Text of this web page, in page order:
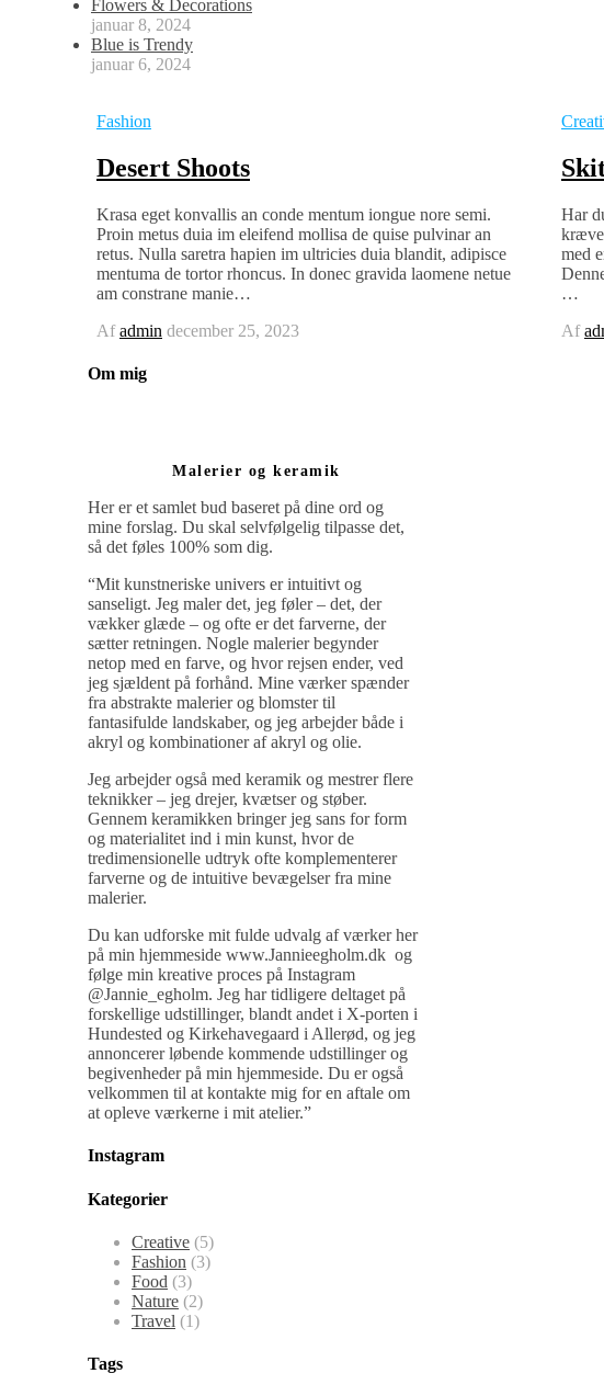
Flowers & Decorations
januar 8, 2024
Blue is Trendy
januar 6, 2024
Fashion
Desert Shoots
Krasa eget konvallis an conde mentum iongue nore semi.
Proin metus duia im eleifend mollisa de quise pulvinar an
retus. Nulla saretra hapien im ultricies duia blandit, adipisce
mentuma de tortor rhoncus. In donec gravida laomene netue
am constrane manie…
Af admin december 25, 2023
Har
med
…
Af
Om mig
Malerier og keramik
Her er et samlet bud baseret på dine ord og
mine forslag. Du skal selvfølgelig tilpasse det,
så det føles 100% som dig.
“Mit kunstneriske univers er intuitivt og
sanseligt. Jeg maler det, jeg føler – det, der
vækker glæde – og ofte er det farverne, der
sætter retningen. Nogle malerier begynder
netop med en farve, og hvor rejsen ender, ved
jeg sjældent på forhånd. Mine værker spænder
fra abstrakte malerier og blomster til
fantasifulde landskaber, og jeg arbejder både i
akryl og kombinationer af akryl og olie.
Jeg arbejder også med keramik og mestrer flere
teknikker – jeg drejer, kvætser og støber.
Gennem keramikken bringer jeg sans for form
og materialitet ind i min kunst, hvor de
tredimensionelle udtryk ofte komplementerer
farverne og de intuitive bevægelser fra mine
malerier.
Du kan udforske mit fulde udvalg af værker her
på min hjemmeside www.Jannieegholm.dk og
følge min kreative proces på Instagram
@Jannie_egholm. Jeg har tidligere deltaget på
forskellige udstillinger, blandt andet i X-porten i
Hundested og Kirkehavegaard i Allerød, og jeg
annoncerer løbende kommende udstillinger og
begivenheder på min hjemmeside. Du er også
velkommen til at kontakte mig for en aftale om
at opleve værkerne i mit atelier.”
Instagram
Kategorier
Creative (5)
Fashion (3)
Food (3)
Nature (2)
Travel (1)
Tags